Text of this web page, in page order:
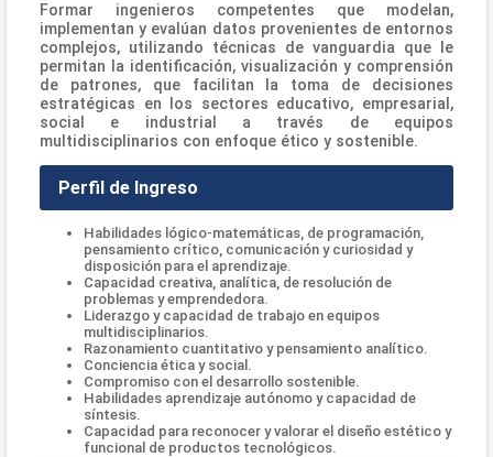
Formar ingenieros competentes que modelan,
implementan y evalúan datos provenientes de entornos
complejos, utilizando técnicas de vanguardia que le
permitan la identificación, visualización y comprensión
de patrones, que facilitan la toma de decisiones
estratégicas en los sectores educativo, empresarial,
social e industrial a través de equipos
multidisciplinarios con enfoque ético y sostenible.
Perfil de Ingreso
Habilidades lógico-matemáticas, de programación,
pensamiento crítico, comunicación y curiosidad y
disposición para el aprendizaje.
Capacidad creativa, analítica, de resolución de
problemas y emprendedora.
Liderazgo y capacidad de trabajo en equipos
multidisciplinarios.
Razonamiento cuantitativo y pensamiento analítico.
Conciencia ética y social.
Compromiso con el desarrollo sostenible.
Habilidades aprendizaje autónomo y capacidad de
síntesis.
Capacidad para reconocer y valorar el diseño estético y
funcional de productos tecnológicos.